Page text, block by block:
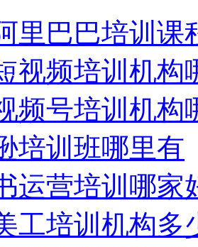
里巴巴培训课
视频培训机构
频号培训机构
培训班哪里有
运营培训哪家
工培训机构多